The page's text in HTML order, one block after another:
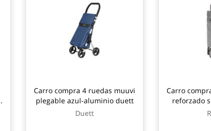
Carro compra 4 ruedas muuvi
plegable azul-aluminio duett
Duett
Carro
reforzado